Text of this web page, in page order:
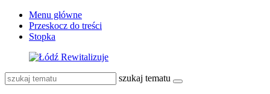
Menu główne
Przeskocz do treści
Stopka
szukaj tematu